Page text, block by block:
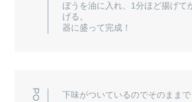
ぼうを油に入れ、1分ほど揚げて
げる。
器に盛って完成！
下味がついているのでそのまま